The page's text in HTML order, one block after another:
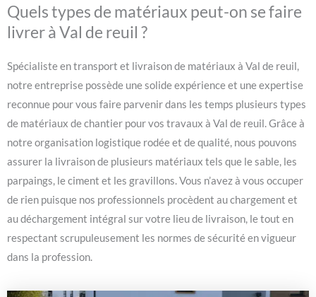
Quels types de matériaux peut-on se faire
livrer à Val de reuil ?
Spécialiste en transport et livraison de matériaux à Val de reuil,
notre entreprise possède une solide expérience et une expertise
reconnue pour vous faire parvenir dans les temps plusieurs types
de matériaux de chantier pour vos travaux à Val de reuil. Grâce à
notre organisation logistique rodée et de qualité, nous pouvons
assurer la livraison de plusieurs matériaux tels que le sable, les
parpaings, le ciment et les gravillons. Vous n’avez à vous occuper
de rien puisque nos professionnels procèdent au chargement et
au déchargement intégral sur votre lieu de livraison, le tout en
respectant scrupuleusement les normes de sécurité en vigueur
dans la profession.